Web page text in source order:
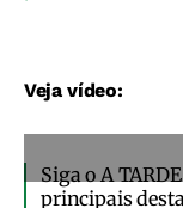
Veja vídeo:
Siga o A
principais